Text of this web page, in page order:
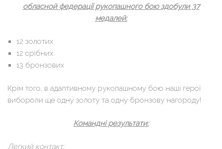
обласной федерації рукопашного бою здобули 37
медалей:
12 золотих
12 срібних
13 бронзових
Крім того, в адаптивному рукопашному бою наші герої
вибороли ще одну золоту та одну бронзову нагороду!
Командні результати:
Легкий контакт: